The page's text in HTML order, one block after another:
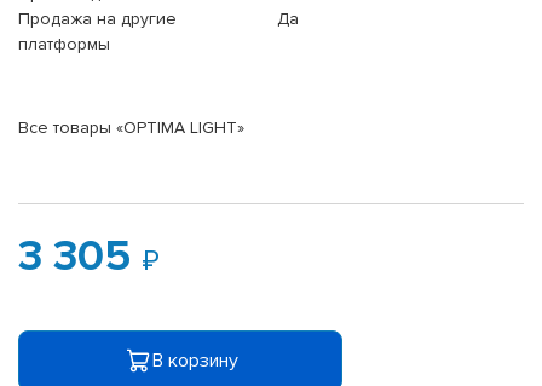
Продажа на другие
платформы
Да
Все товары «OPTIMA LIGHT»
3 305
В корзину